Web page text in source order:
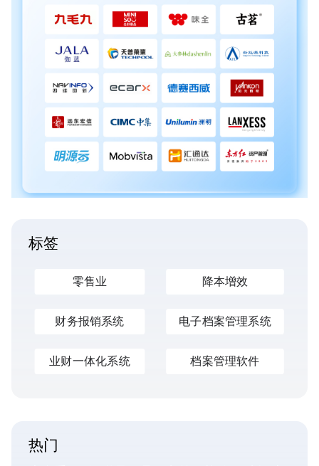
标签
零售业 降本增效
财务报销系统 电子档案管理系统
业财一体化系统 档案管理软件
热门